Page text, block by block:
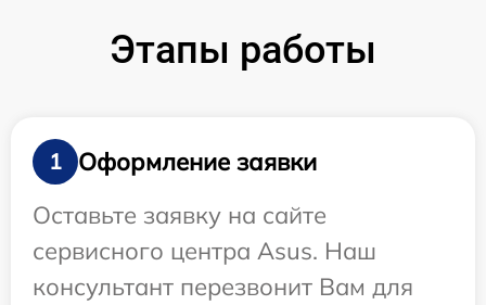
Этапы работы
1
Оформление заявки
Оставьте заявку на сайте
сервисного центра Asus. Наш
консультант перезвонит Вам для